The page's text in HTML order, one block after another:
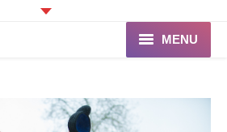
MENU
Programme